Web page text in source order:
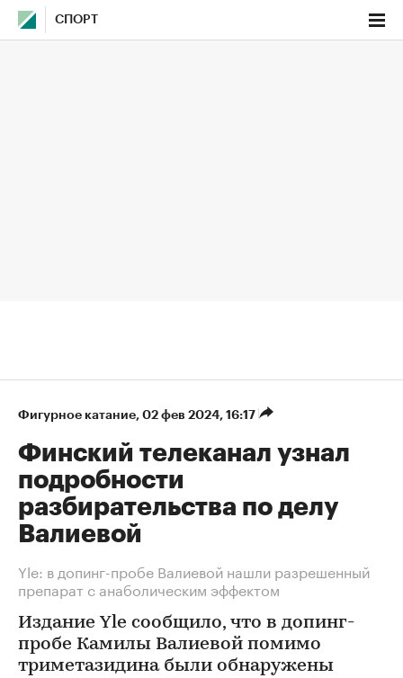
СПОРТ
Фигурное катание⁠, 02 фев 2024, 16:17
Финский телеканал узнал
подробности
разбирательства по делу
Валиевой
Yle: в допинг-пробе Валиевой нашли разрешенный
препарат с анаболическим эффектом
Издание Yle сообщило, что в допинг-
пробе Камилы Валиевой помимо
триметазидина были обнаружены